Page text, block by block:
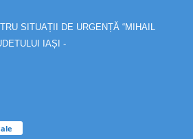
SITUAȚII DE URGENȚĂ “MIHAIL
IAȘI -